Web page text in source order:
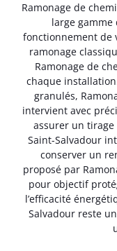
Ramonage de
large gamme
fonctionnement de
ramonage
Ramonage de
chaque
granulés,
intervient avec
assurer un tirage
Saint-Salvadour
conserver un
proposé par
pour objectif
l’efficacité
Salvadour reste